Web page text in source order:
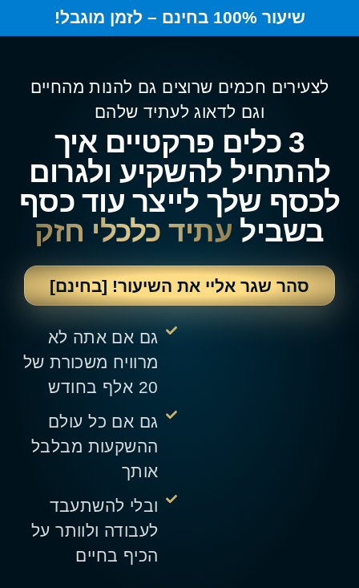
שיעור 100% בחינם – לזמן מוגבל!
לצעירים חכמים שרוצים גם להנות מהחיים
וגם לדאוג לעתיד שלהם
3 כלים פרקטיים איך
להתחיל להשקיע ולגרום
לכסף שלך לייצר עוד כסף
בשביל עתיד כלכלי חזק
גם אם אתה לא
מרוויח משכורת של
20 אלף בחודש
גם אם כל עולם
ההשקעות מבלבל
אותך
ובלי להשתעבד
לעבודה ולוותר על
הכיף בחיים
סהר שגר אליי את השיעור! [בחינם]